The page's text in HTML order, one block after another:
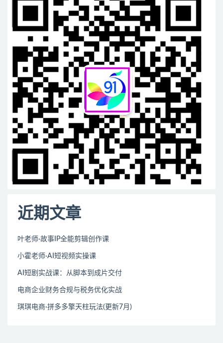
近期文章
叶老师·故事IP全能剪辑创作课
小霍老师·AI短视频实操课
AI短剧实战课：从脚本到成片交付
电商企业财务合规与税务优化实战
琪琪电商·拼多多擎天柱玩法(更新7月)